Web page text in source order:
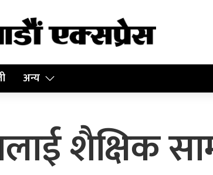
अन्य
शैक्षिक